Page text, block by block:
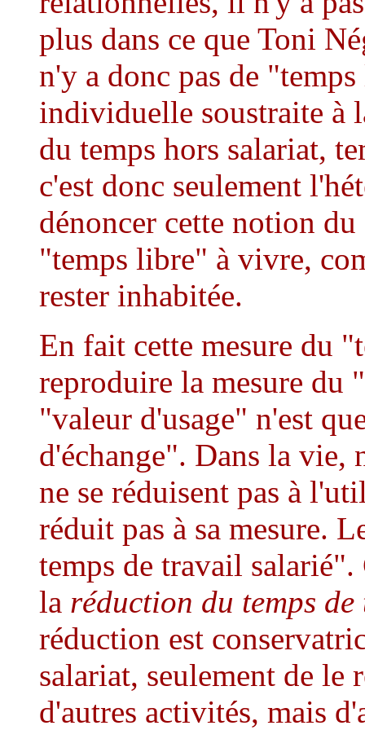
plus dans ce que Toni
n'y a donc pas de
individuelle soustraite à
du temps hors salariat,
c'est donc seulement
dénoncer cette notion
"temps libre" à vivre,
rester inhabitée.
En fait cette mesure du
reproduire la mesure du
"valeur d'usage" n'est
d'échange". Dans la vie,
ne se réduisent pas à
réduit pas à sa mesure.
temps de travail
la réduction du temps
réduction est
salariat, seulement de le
d'autres activités, mais